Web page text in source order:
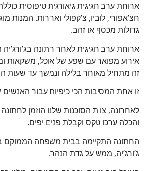
ארוחת ערב חגיגית גיאורגית טיפוסית כוללת
חצ’אפורי, לוביו, צ’קפולי ואחרות. המנות
גדולות מכסף או זהב.
ארוחת ערב חגיגית לאחר חתונה בג’ורג’יה
אירוע מפואר עם שפע של אוכל, משקאות
זה מתחיל מאוחר בלילה ונמשך עד שעות
זו אחת המסיבות הכי כיפיות עבור האנשים
לאחרונה, צוות הסוכנות שלנו הוזמן לחתונה
והכלה ערכו טקס וקבלת פנים יפים.
החתונה התקיימה בבית משפחה הממוקם
ג’ורג’יה, ממש על גדת הנהר.